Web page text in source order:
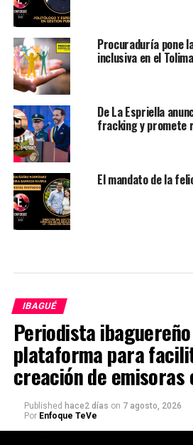
Procuraduría pone
inclusiva en el Tolima
De La Espriella
fracking y promete
El mandato de la
IBAGUÉ
Periodista
plataforma para
creación de emisoras
Published hace2 días on 7 agosto, 2026
Por Enfoque TeVe